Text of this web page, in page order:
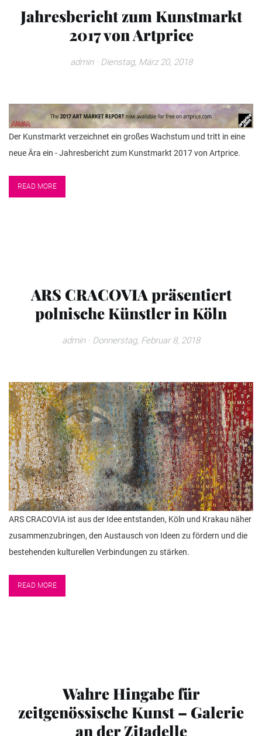
Jahresbericht zum Kunstmarkt
2017 von Artprice
admin· Dienstag, März 20, 2018
Der Kunstmarkt verzeichnet ein großes Wachstum und tritt in eine
neue Ära ein - Jahresbericht zum Kunstmarkt 2017 von Artprice.
READ MORE
ARS CRACOVIA präsentiert
polnische Künstler in Köln
admin· Donnerstag, Februar 8, 2018
ARS CRACOVIA ist aus der Idee entstanden, Köln und Krakau näher
zusammenzubringen, den Austausch von Ideen zu fördern und die
bestehenden kulturellen Verbindungen zu stärken.
READ MORE
Wahre Hingabe für
zeitgenössische Kunst – Galerie
an der Zitadelle